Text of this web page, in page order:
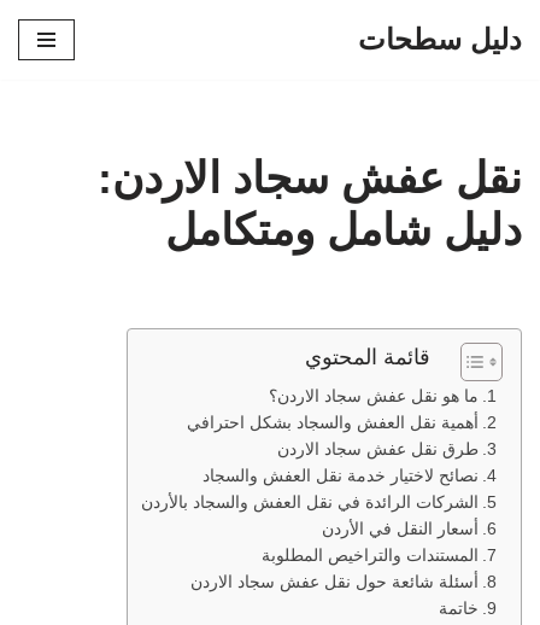
دليل سطحات
نقل عفش سجاد الاردن:
دليل شامل ومتكامل
قائمة المحتوي
ما هو نقل عفش سجاد الاردن؟
أهمية نقل العفش والسجاد بشكل احترافي
طرق نقل عفش سجاد الاردن
نصائح لاختيار خدمة نقل العفش والسجاد
الشركات الرائدة في نقل العفش والسجاد بالأردن
أسعار النقل في الأردن
المستندات والتراخيص المطلوبة
أسئلة شائعة حول نقل عفش سجاد الاردن
خاتمة